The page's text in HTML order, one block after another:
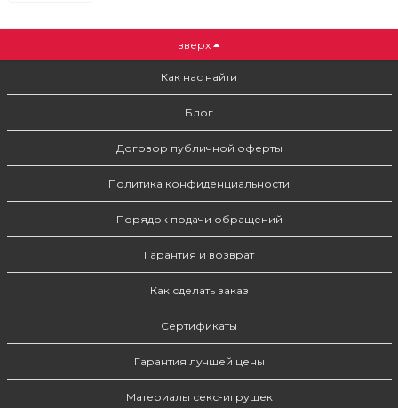
вверх
Как нас найти
Блог
Договор публичной оферты
Политика конфиденциальности
Порядок подачи обращений
Гарантия и возврат
Как сделать заказ
Сертификаты
Гарантия лучшей цены
Материалы секс-игрушек